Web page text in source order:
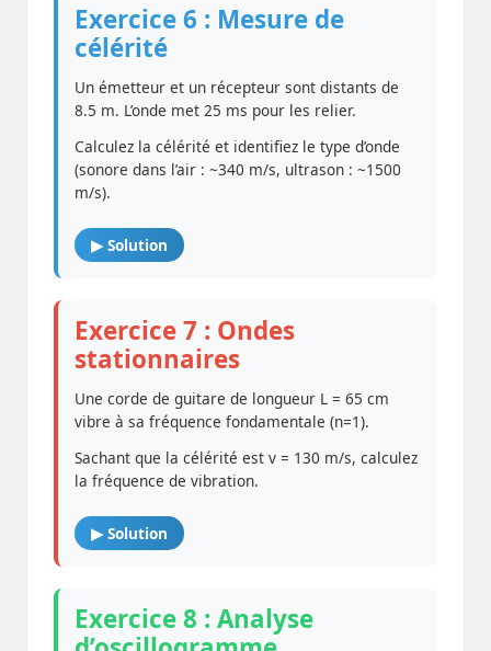
Exercice 6 : Mesure de
célérité
Un émetteur et un récepteur sont distants de
8.5 m. L’onde met 25 ms pour les relier.
Calculez la célérité et identifiez le type d’onde
(sonore dans l’air : ~340 m/s, ultrason : ~1500
m/s).
▶ Solution
Exercice 7 : Ondes
stationnaires
Une corde de guitare de longueur L = 65 cm
vibre à sa fréquence fondamentale (n=1).
Sachant que la célérité est v = 130 m/s, calculez
la fréquence de vibration.
▶ Solution
Exercice 8 : Analyse